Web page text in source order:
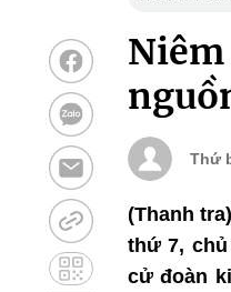
Thứ
(Thanh
thứ 7, chủ
cử đoàn